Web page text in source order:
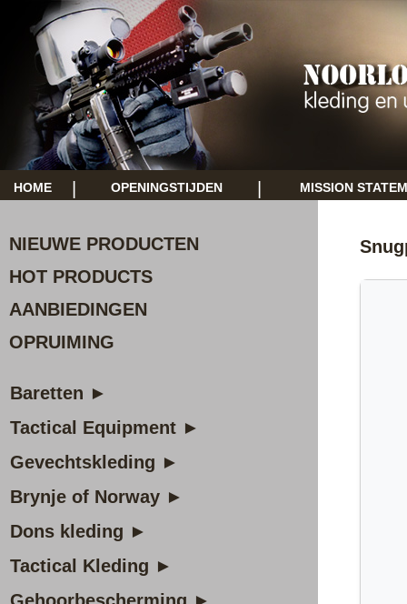
HOME OPENINGSTIJDEN MISSION
NIEUWE PRODUCTEN
HOT PRODUCTS
AANBIEDINGEN
OPRUIMING
Baretten ►
Tactical Equipment ►
Gevechtskleding ►
Brynje of Norway ►
Dons kleding ►
Tactical Kleding ►